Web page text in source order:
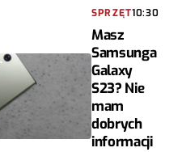
SPRZĘT10:30
Masz
Samsunga
Galaxy
S23? Nie
mam
dobrych
informacji